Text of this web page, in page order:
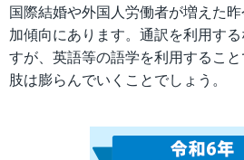
国際結婚や外国人労働者が増えた
加傾向にあります。通訳を利用す
すが、英語等の語学を利用するこ
肢は膨らんでいくことでしょう。